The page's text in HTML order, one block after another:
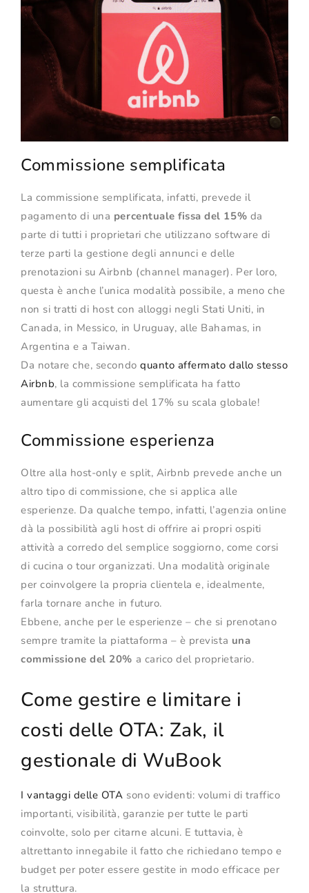
Commissione semplificata
La commissione semplificata, infatti, prevede il
pagamento di una percentuale fissa del 15% da
parte di tutti i proprietari che utilizzano software di
terze parti la gestione degli annunci e delle
prenotazioni su Airbnb (channel manager). Per loro,
questa è anche l’unica modalità possibile, a meno che
non si tratti di host con alloggi negli Stati Uniti, in
Canada, in Messico, in Uruguay, alle Bahamas, in
Argentina e a Taiwan.
Da notare che, secondoquanto affermato dallo stesso
Airbnb, la commissione semplificata ha fatto
aumentare gli acquisti del 17% su scala globale!
Commissione esperienza
Oltre alla host-only e split, Airbnb prevede anche un
altro tipo di commissione, che si applica alle
esperienze. Da qualche tempo, infatti, l’agenzia online
dà la possibilità agli host di offrire ai propri ospiti
attività a corredo del semplice soggiorno, come corsi
di cucina o tour organizzati. Una modalità originale
per coinvolgere la propria clientela e, idealmente,
farla tornare anche in futuro.
Ebbene, anche per le esperienze – che si prenotano
sempre tramite la piattaforma – è prevista una
commissione del 20% a carico del proprietario.
Come gestire e limitare i
costi delle OTA: Zak, il
gestionale di WuBook
I vantaggi delle OTA sono evidenti: volumi di traffico
importanti, visibilità, garanzie per tutte le parti
coinvolte, solo per citarne alcuni. E tuttavia, è
altrettanto innegabile il fatto che richiedano tempo e
budget per poter essere gestite in modo efficace per
la struttura.